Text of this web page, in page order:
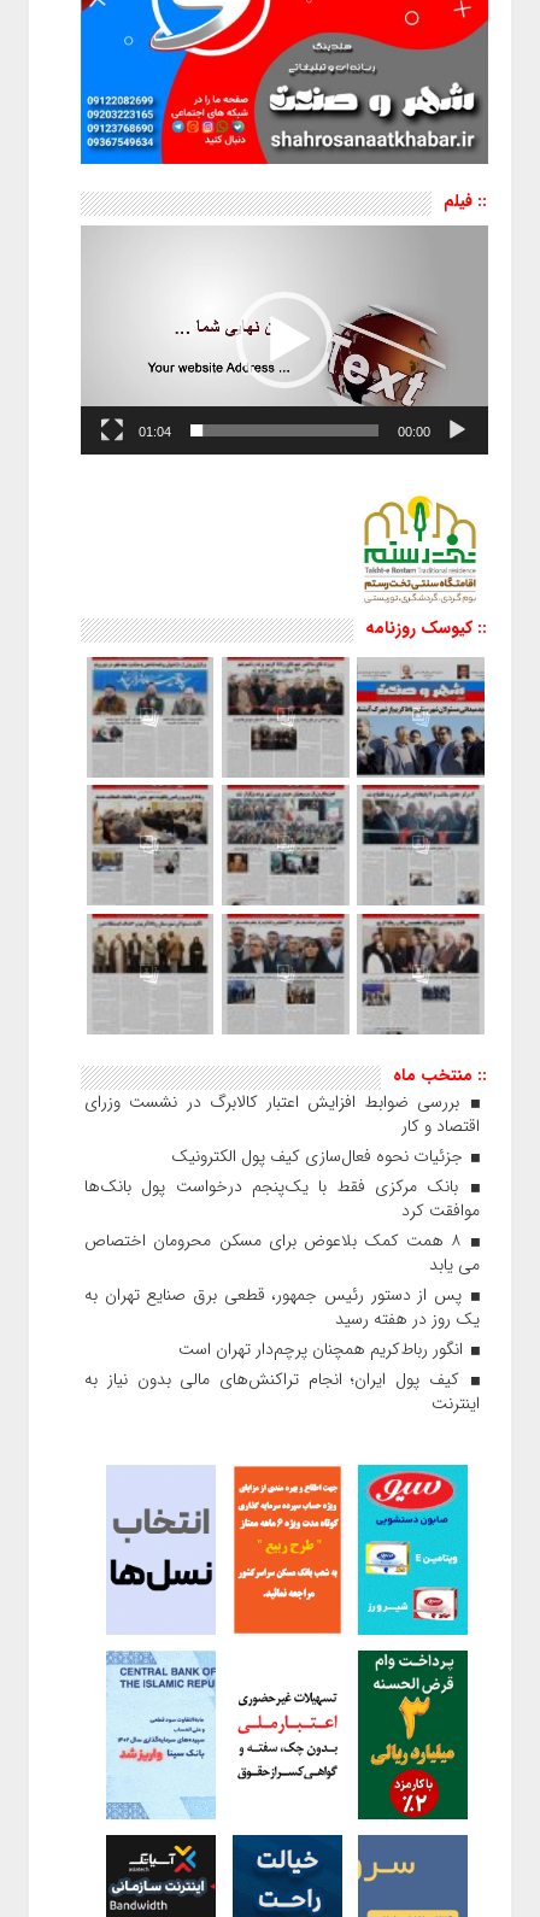
:: فیلم
نمایشگر
00:00
01:04
:: کیوسک روزنامه
:: منتخب ماه
بررسی ضوابط افزایش اعتبار کالابرگ در نشست وزرای
اقتصاد و کار
جزئیات نحوه فعال‌سازی کیف پول الکترونیک
بانک مرکزی فقط با یک‌‎پنجم درخواست پول بانک‌ها
موافقت کرد
۸ همت کمک بلاعوض برای مسکن محرومان اختصاص
می یابد
پس از دستور رئیس‌ جمهور، قطعی برق صنایع تهران به
یک روز در هفته رسید
انگور رباط‌کریم همچنان پرچم‌دار تهران است
کیف پول ایران؛ انجام تراکنش‌های مالی بدون نیاز به
اینترنت